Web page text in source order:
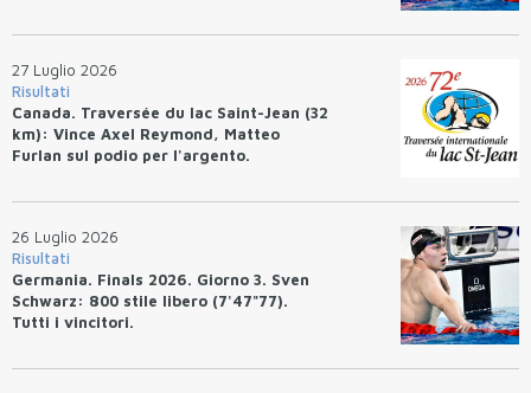
27 Luglio 2026
Risultati
Canada. Traversée du lac Saint-Jean (32
km): Vince Axel Reymond, Matteo
Furlan sul podio per l'argento.
26 Luglio 2026
Risultati
Germania. Finals 2026. Giorno 3. Sven
Schwarz: 800 stile libero (7'47"77).
Tutti i vincitori.